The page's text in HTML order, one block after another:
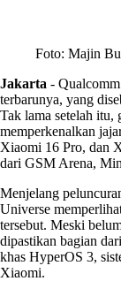
Foto: Majin Bu
Jakarta -
terbarunya, yang
Tak lama setelah
memperkenalkan
Xiaomi 16 Pro, dan
dari GSM Arena,
Menjelang
Universe
tersebut. Meski
dipastikan bagian
khas HyperOS 3,
Xiaomi.